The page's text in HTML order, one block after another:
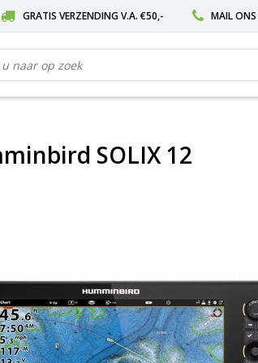
GRATIS VERZENDING V.A. €50,- MAIL ONS
SOLIX 12